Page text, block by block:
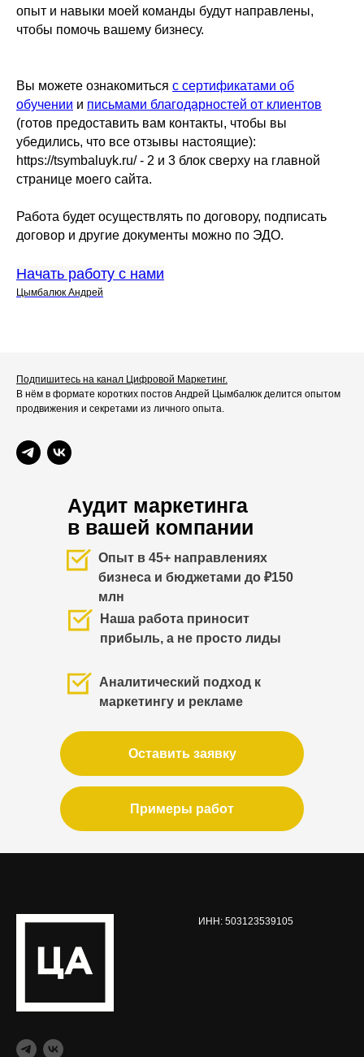
опыт и навыки моей команды будут направлены,
чтобы помочь вашему бизнесу.
Вы можете ознакомиться с сертификатами об
обучении и письмами благодарностей от клиентов
(готов предоставить вам контакты, чтобы вы
убедились, что все отзывы настоящие):
https://tsymbaluyk.ru/ - 2 и 3 блок сверху на главной
странице моего сайта.
Работа будет осуществлять по договору, подписать
договор и другие документы можно по ЭДО.
Начать работу с нами
Цымбалюк Андрей
Подпишитесь на канал Цифровой Маркетинг.
В нём в формате коротких постов Андрей Цымбалюк делится опытом
продвижения и секретами из личного опыта.
Аудит маркетинга
в вашей компании
Опыт в 45+ направлениях
бизнеса и бюджетами до ₽150
млн
Аналитический подход к
маркетингу и рекламе
Оставить заявку
Примеры работ
Наша работа приносит
прибыль, а не просто лиды
ИНН: 503123539105